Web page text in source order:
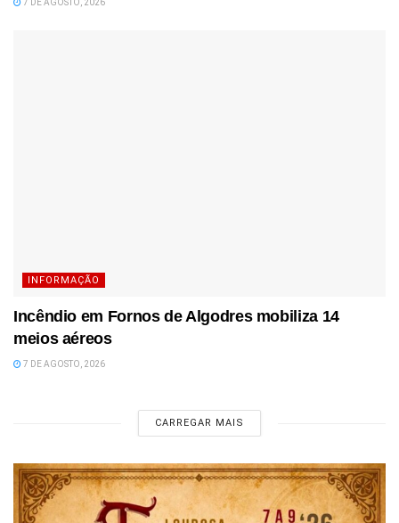
7 DE AGOSTO, 2026
INFORMAÇÃO
Incêndio em Fornos de Algodres mobiliza 14
meios aéreos
7 DE AGOSTO, 2026
CARREGAR MAIS